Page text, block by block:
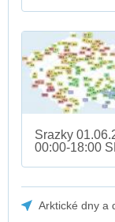
Srazky
00:00-18:00
Arktické dny a